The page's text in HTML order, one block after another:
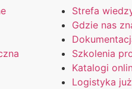
Strefa
Gdzie nas
Szkolenia
Katalogi
Logistyka